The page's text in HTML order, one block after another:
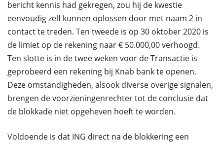
bericht kennis had gekregen, zou hij de kwestie
eenvoudig zelf kunnen oplossen door met naam 2 in
contact te treden. Ten tweede is op 30 oktober 2020 is
de limiet op de rekening naar € 50.000,00 verhoogd.
Ten slotte is in de twee weken voor de Transactie is
geprobeerd een rekening bij Knab bank te openen.
Deze omstandigheden, alsook diverse overige signalen,
brengen de voorzieningenrechter tot de conclusie dat
de blokkade niet opgeheven hoeft te worden.
Voldoende is dat ING direct na de blokkering een